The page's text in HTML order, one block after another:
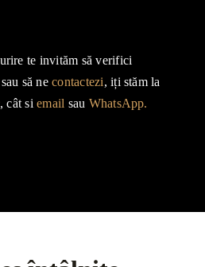
te invităm să verifici
sau să necontactezi, iți stăm la
, cât siemail sau WhatsApp.